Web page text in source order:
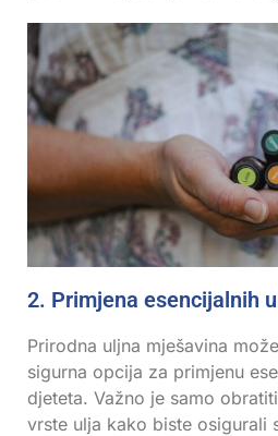
2. Primjena esencijalnih
Prirodna uljna mješavina
sigurna opcija za primjenu
djeteta. Važno je samo
vrste ulja kako biste osigurali